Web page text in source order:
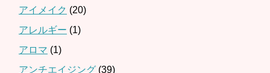
アイメイク (20)
アレルギー (1)
アロマ (1)
アンチエイジング (39)